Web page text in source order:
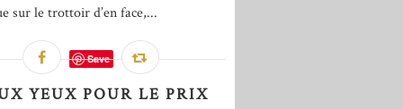
sur le trottoir d’en face,...
Save
YEUX POUR LE PRIX